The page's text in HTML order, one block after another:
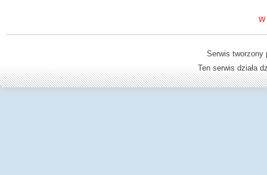
Ministerstwa Oświaty,
W
Serwis
Ten serwis działa